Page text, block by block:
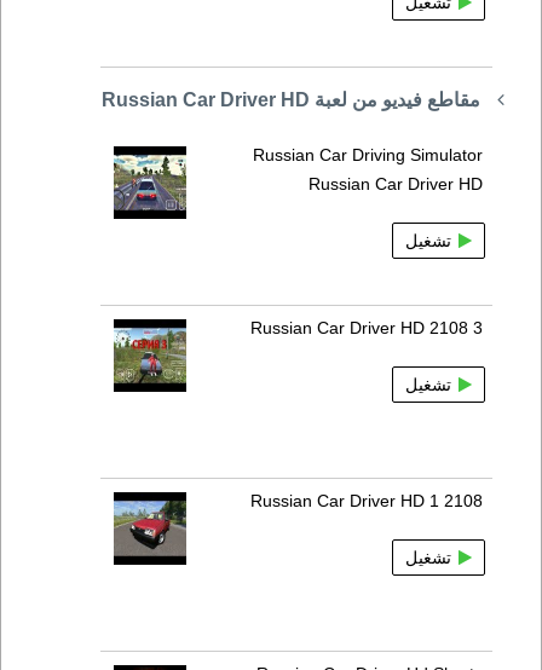
مقاطع فيديو من لعبة Russian Car Driver HD
Russian Car Driving Simulator
Russian Car Driver HD
تشغيل
Russian Car Driver HD 2108 3
تشغيل
Russian Car Driver HD 1 2108
تشغيل